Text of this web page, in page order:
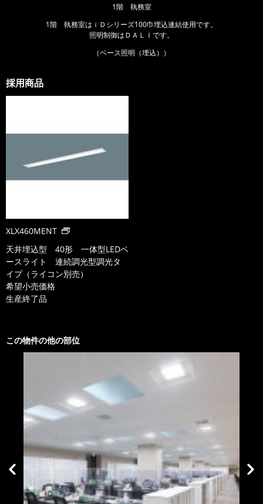
1階 執務室
1階 執務室はｉＤシリーズ100巾埋込連結使用です。
照明制御はＤＡＬＩです。
（ベース照明（埋込））
採用商品
XLX460MENT
天井埋込型 40形 一体型LEDベ
ースライト 連続調光型調光タ
イプ（ライコン別売）
希望小売価格
生産終了品
この物件の他の部位